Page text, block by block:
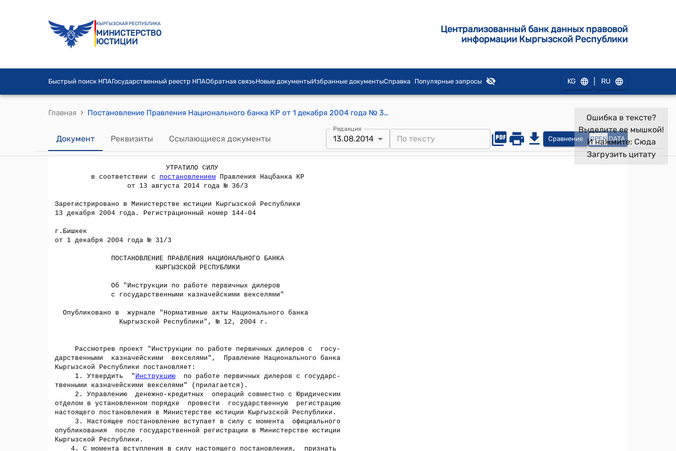
КЫРГЫЗСКАЯ РЕСПУБЛИКА
МИНИСТЕРСТВО
ЮСТИЦИИ
Централизованный банк данных правовой
информации Кыргызской Республики
Быстрый поиск НПАГосударственный реестр НПАОбратная связьНовые документыИзбранные документыСправка Популярные запросы KG RU
Главная › Постановление Правления Национального банка КР от 1 декабря 2004 года № 31/3 "Об "Инструкции по работе первичных дилеров с государственными казначейскими векселями"
Документ Реквизиты Ссылающиеся документы
Редакция
13.08.2014 Сравнение OPEN DATA
Ошибка в тексте?
Выделите ее мышкой!
И нажмите: Сюда
Загрузить цитату